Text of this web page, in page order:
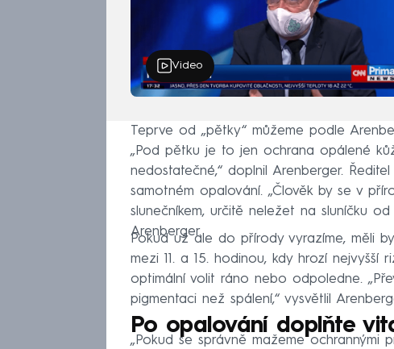
Video
Teprve od „pětky“ můžeme podle
„Pod pětku je to jen ochrana opálené
nedostatečné,“ doplnil Arenberger.
samotném opalování. „Člověk by se v
slunečníkem, určitě neležet na sluníčku
Arenberger.
Pokud už ale do přírody vyrazíme, měli
mezi 11. a 15. hodinou, kdy hrozí
optimální volit ráno nebo odpoledne.
pigmentaci než spálení,“ vysvětlil
Po opalování doplňte
„Pokud se správně mažeme ochrannými